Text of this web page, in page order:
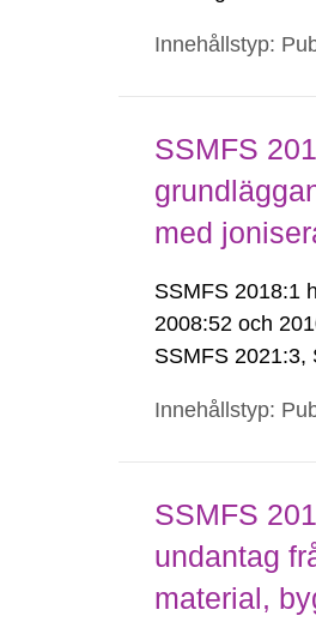
Innehållstyp:
SSMFS
med
SSMFS 2018:1
2008:52 och
SSMFS 2021:3,
Innehållstyp:
SSMFS
undantag
material,